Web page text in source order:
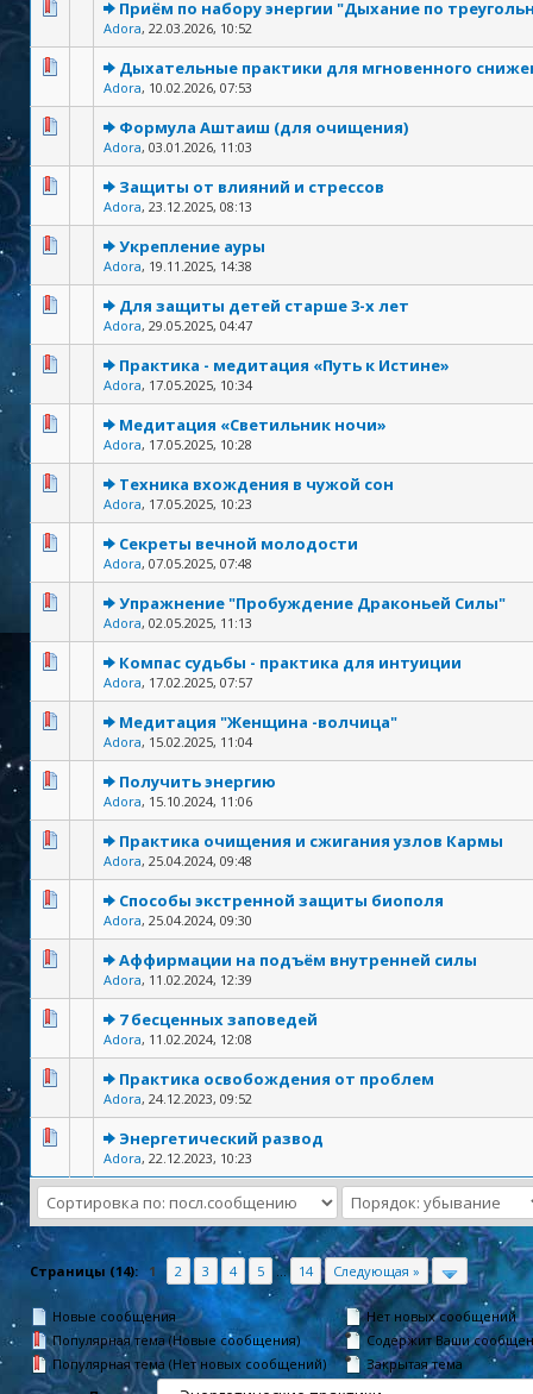
Приём по набору энергии "Дыхание по
Adora, 22.03.2026, 10:52
Дыхательные практики для мгновенного
Adora, 10.02.2026, 07:53
Формула Аштаиш (для очищения)
Adora, 03.01.2026, 11:03
Защиты от влияний и стрессов
Adora, 23.12.2025, 08:13
Укрепление ауры
Adora, 19.11.2025, 14:38
Для защиты детей старше 3-х лет
Adora, 29.05.2025, 04:47
Практика - медитация «Путь к Истине»
Adora, 17.05.2025, 10:34
Медитация «Светильник ночи»
Adora, 17.05.2025, 10:28
Техника вхождения в чужой сон
Adora, 17.05.2025, 10:23
Секреты вечной молодости
Adora, 07.05.2025, 07:48
Упражнение "Пробуждение Драконьей Силы"
Adora, 02.05.2025, 11:13
Компас судьбы - практика для интуиции
Adora, 17.02.2025, 07:57
Медитация "Женщина -волчица"
Adora, 15.02.2025, 11:04
Получить энергию
Adora, 15.10.2024, 11:06
Практика очищения и сжигания узлов Кармы
Adora, 25.04.2024, 09:48
Способы экстренной защиты биополя
Adora, 25.04.2024, 09:30
Аффирмации на подъём внутренней силы
Adora, 11.02.2024, 12:39
7 бесценных заповедей
Adora, 11.02.2024, 12:08
Практика освобождения от проблем
Adora, 24.12.2023, 09:52
Энергетический развод
Adora, 22.12.2023, 10:23
Страницы (14): 1 2 3 4 5 ... 14 Следующая »
Новые сообщения
Популярная тема (Новые сообщения)
Популярная тема (Нет новых сообщений)
Нет новых сообщений
Содержит Ваши
Закрытая тема